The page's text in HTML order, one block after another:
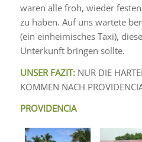
waren alle froh, wieder
zu haben. Auf uns wartete
(ein einheimisches Taxi),
Unterkunft bringen sollte.
UNSER FAZIT: NUR DIE
KOMMEN NACH
PROVIDENCIA